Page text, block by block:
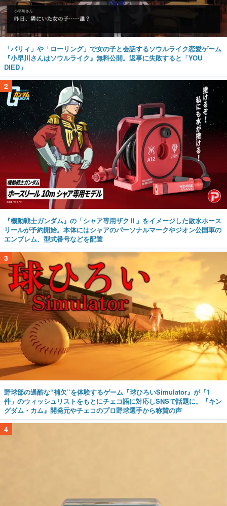
「パリィ」や「ローリング」で女の子と会話するソウルライク恋愛ゲーム
『小早川さんはソウルライク』無料公開。返事に失敗すると「YOU
DIED」
2
『機動戦士ガンダム』の「シャア専用ザクⅡ」をイメージした散水ホース
リールが予約開始。本体にはシャアのパーソナルマークやジオン公国軍の
エンブレム、型式番号などを配置
3
野球部の過酷な“補欠”を体験するゲーム『球ひろいSimulator』が「1
件」のウィッシュリストをもとにチェコ語に対応しSNSで話題に。『キン
グダム・カム』開発元やチェコのプロ野球選手から称賛の声
4